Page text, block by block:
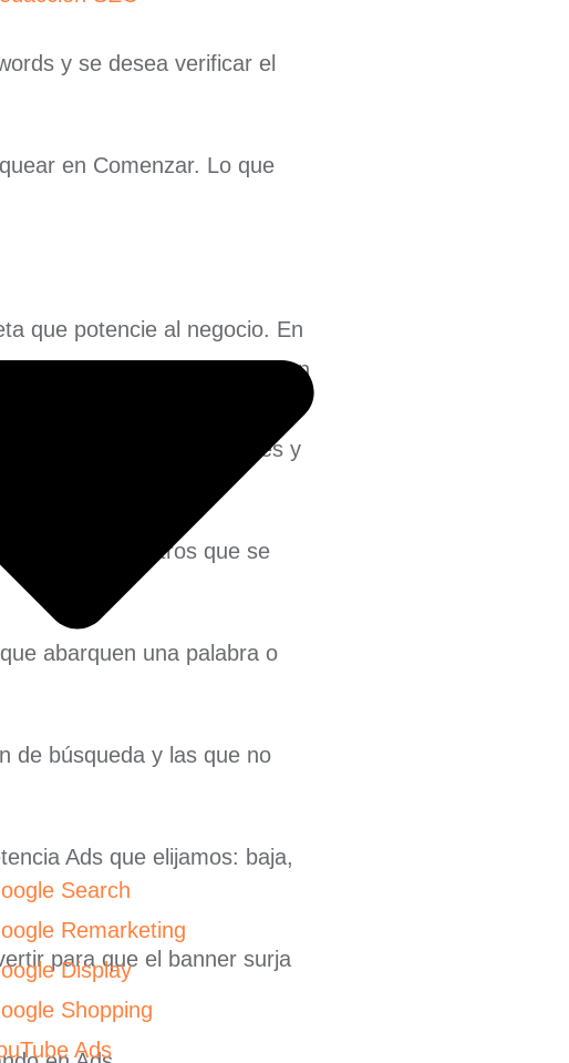
Search
Remarketing
Display
Shopping
Ads
y se desea verificar el
en Comenzar. Lo que
que potencie al negocio. En
4 opciones: idioma (en
la keyword), rango de
que incluyen otros motores y
clave. Los filtros que se
abarquen una palabra o
de búsqueda y las que no
Ads que elijamos: baja,
para que el banner surja